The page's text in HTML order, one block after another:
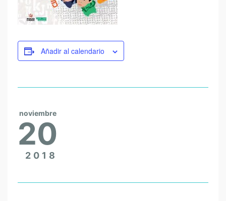
Añadir al calendario
noviembre
20
2018